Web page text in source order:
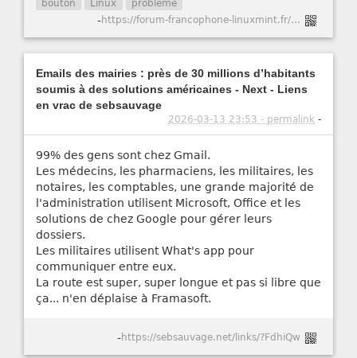
bouton Linux problème
- https://forum-francophone-linuxmint.fr/viewtopic.php?t=21751
Emails des mairies : près de 30 millions d’habitants
soumis à des solutions américaines - Next - Liens
en vrac de sebsauvage
2026-03-13 23:53 - permalink -
99% des gens sont chez Gmail.
Les médecins, les pharmaciens, les militaires, les
notaires, les comptables, une grande majorité de
l'administration utilisent Microsoft, Office et les
solutions de chez Google pour gérer leurs
dossiers.
Les militaires utilisent What's app pour
communiquer entre eux.
La route est super, super longue et pas si libre que
ça... n'en déplaise à Framasoft.
-https://sebsauvage.net/links/?FdhiQw